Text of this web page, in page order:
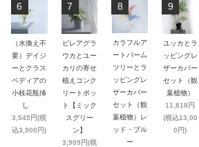
6
（水換え不
要）デイジ
ーとクラス
ペディアの
小枝花瓶挿
し
3,545円(税
込3,900円)
7
ピレアグラ
ウカとユー
カリの寄せ
植えコンク
リートポッ
ト【ミック
スグリー
ン】
3,909円(税
8
カラフルア
ートパーム
ツリーとラ
ッピングレ
ザーカバー
セット（観
葉植物）レ
ッド・ブル
ー
9
ユッカとラ
ッピングレ
ザーカバー
セット（観
葉植物）
11,818円
(税込13,00
0円)